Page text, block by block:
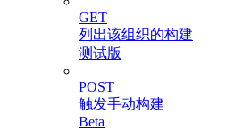
GET
列出该组织的构建
测试版
POST
触发手动构建
Beta